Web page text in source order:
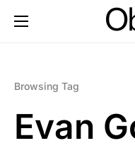
Browsing Tag
Evan